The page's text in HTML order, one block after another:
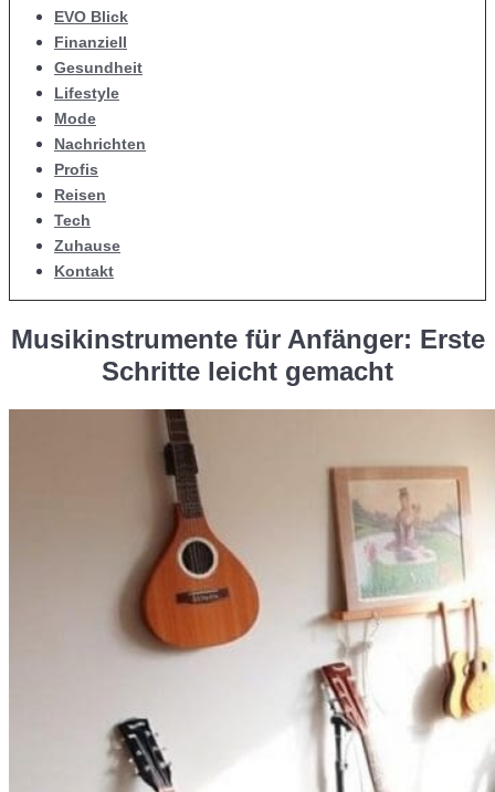
EVO Blick
Finanziell
Gesundheit
Lifestyle
Mode
Nachrichten
Profis
Reisen
Tech
Zuhause
Kontakt
Musikinstrumente für Anfänger: Erste
Schritte leicht gemacht